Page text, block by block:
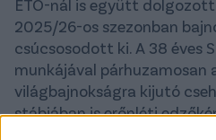
ETO-nál is együtt
2025/26-os szezonban
csúcsosodott ki. A 38 éves
munkájával párhuzamosan
világbajnokságra kijutó
stábjában is erőnléti